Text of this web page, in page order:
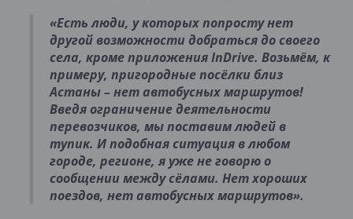
«Есть люди, у которых попросту нет
другой возможности добраться до своего
села, кроме приложения InDrive. Возьмём, к
примеру, пригородные посёлки близ
Астаны – нет автобусных маршрутов!
Введя ограничение деятельности
перевозчиков, мы поставим людей в
тупик. И подобная ситуация в любом
городе, регионе, я уже не говорю о
сообщении между сёлами. Нет хороших
поездов, нет автобусных маршрутов».